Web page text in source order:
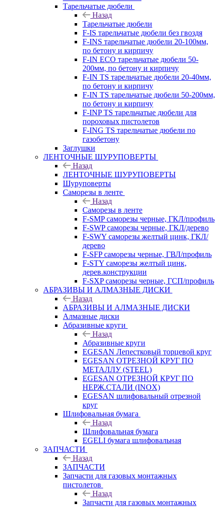
Тарельчатые дюбели
Назад
Тарельчатые дюбели
F-IS тарельчатые дюбели без гвоздя
F-INS тарельчатые дюбели 20-100мм,
по бетону и кирпичу
F-IN ECO тарельчатые дюбели 50-
200мм, по бетону и кирпичу
F-IN TS тарельчатые дюбели 20-40мм,
по бетону и кирпичу
F-IN TS тарельчатые дюбели 50-200мм,
по бетону и кирпичу
F-INP TS тарельчатые дюбели для
пороховых пистолетов
F-ING TS тарельчатые дюбели по
газобетону
Заглушки
ЛЕНТОЧНЫЕ ШУРУПОВЕРТЫ
Назад
ЛЕНТОЧНЫЕ ШУРУПОВЕРТЫ
Шуруповерты
Саморезы в ленте
Назад
Саморезы в ленте
F-SMP саморезы черные, ГКЛ/профиль
F-SWP саморезы черные, ГКЛ/дерево
F-SWY саморезы желтый цинк, ГКЛ/
дерево
F-SFP саморезы черные, ГВЛ/профиль
F-STY саморезы желтый цинк,
дерев.конструкции
F-SXP саморезы черные, ГСП/профиль
АБРАЗИВЫ И АЛМАЗНЫЕ ДИСКИ
Назад
АБРАЗИВЫ И АЛМАЗНЫЕ ДИСКИ
Алмазные диски
Абразивные круги
Назад
Абразивные круги
EGESAN Лепестковый торцевой круг
EGESAN ОТРЕЗНОЙ КРУГ ПО
МЕТАЛЛУ (STEEL)
EGESAN ОТРЕЗНОЙ КРУГ ПО
НЕРЖ.СТАЛИ (INOX)
EGESAN шлифовальный отрезной
круг
Шлифовальная бумага
Назад
Шлифовальная бумага
EGELI бумага шлифовальная
ЗАПЧАСТИ
Назад
ЗАПЧАСТИ
Запчасти для газовых монтажных
пистолетов
Назад
Запчасти для газовых монтажных